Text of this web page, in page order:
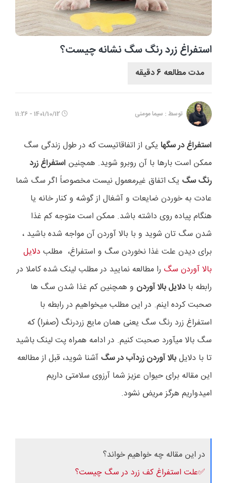
استفراغ زرد رنگ سگ نشانه چیست؟
مدت مطالعه 6 دقیقه
توسط : سیما مومنی 1401/10/12 - 11:26
استفراغ در سگها یکی از اتفاقاتیست که در طول زندگی سگ
ممکن است بارها با آن روبرو شوید. همچنین استفراغ زرد
رنگ سگ یک اتفاق غیرمعمول نیست مخصوصاً اگر سگ شما
عادت به خوردن ضایعات و آشغال از گوشه و کنار خانه یا
هنگام پیاده روی داشته باشد. ممکن است متوجه کم غذا
شدن سگ تان شوید و با بالا آوردن آن مواجه شده باشید ،
برای دیدن علت غذا نخوردن سگ و استفراغ، مطلب دلایل
بالا آوردن سگ را مطالعه نمایید در مطلب لینک شده کاملا در
رابطه با دلایل بالا آوردن و همچنین کم غذا شدن سگ ها
صحبت کرده اینم. در این مطلب میخواهیم در رابطه با
استفراغ زرد رنگ سگ یعنی همان مایع زردرنگ (صفرا) که
سگ بالا میآورد صحبت کنیم. در ادامه همراه پت لینک باشید
تا با دلایلبالا آوردن زردآب در سگ آشنا شوید، قبل از مطالعه
این مقاله برای حیوان عزیز شما آرزوی سلامتی داریم
امیدواریم هرگز مریض نشود.
در این مقاله چه خواهیم خواند؟
✅علت استفراغ کف زرد در سگ چیست؟